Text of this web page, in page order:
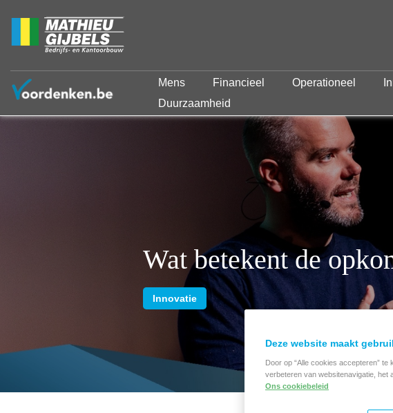
Mens Financieel Operationeel
Duurzaamheid
Wat betekent de
Innovatie
Deze website maakt
Door op “Alle cookies accepteren”
verbeteren van websitenavigatie, het
Ons cookiebeleid